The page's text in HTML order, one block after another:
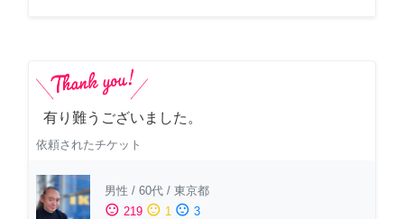
有り難うございました。
依頼されたチケット
男性 / 60代 / 東京都
sentiment_satisfied 219 sentiment_neutral 1 sentiment_dissatisfied 3